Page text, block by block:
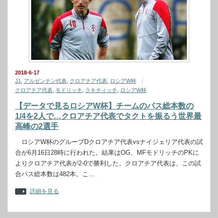
2018-6-17
J1
アルゼンチン代表 クロアチア代表
ロシアW杯
クロアチア代表 モドリッチ ラキティッチ ロシアW杯
【データで見るロシアW杯】チームのパス総本数の
1/4を2人で…クロアチア代表でタクトを振るう世界最
高峰の2選手
ロシアW杯のグループDクロアチア代表vsナイジェリア代表の試
合が6月16日28時に行われた。結果はOG、MFモドリッチのPKに
よりクロアチア代表が2-0で勝利した。クロアチア代表は、この試
合パス総本数は482本。こ…
詳細を見る